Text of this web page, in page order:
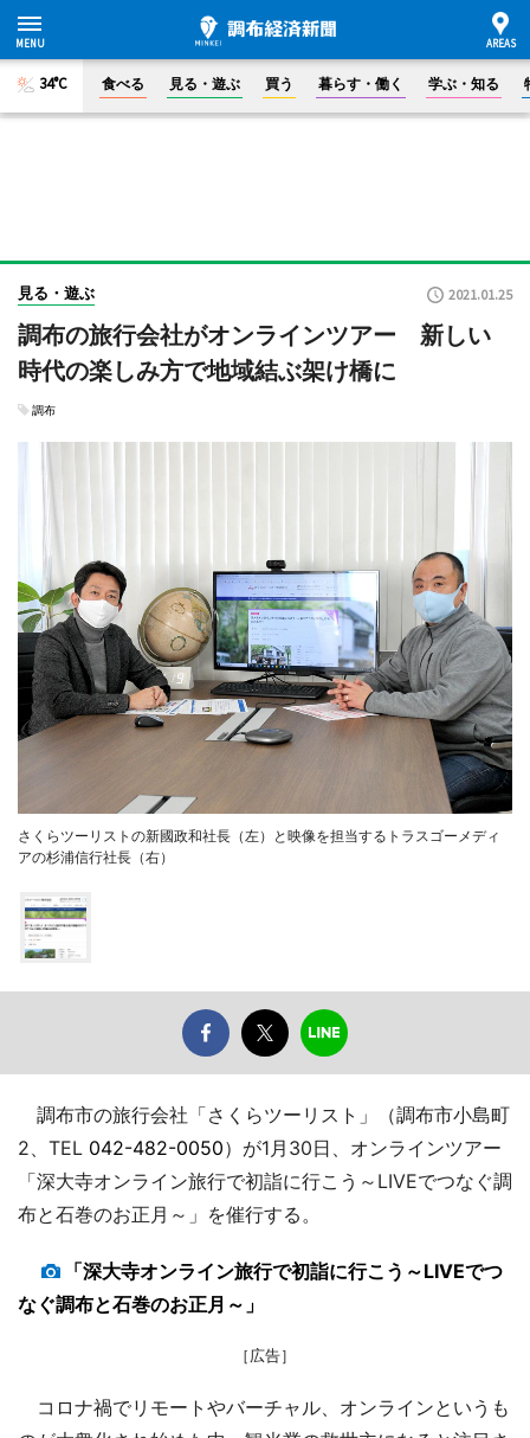
34°C 食べる 見る・遊ぶ 買う 暮らす・働く 学ぶ・知る
見る・遊ぶ 2021.01.25
調布の旅行会社がオンラインツアー 新しい
時代の楽しみ方で地域結ぶ架け橋に
調布
さくらツーリストの新國政和社長（左）と映像を担当するトラスゴーメディ
アの杉浦信行社長（右）
調布市の旅行会社「さくらツーリスト」（調布市小島町
2、TEL 042-482-0050）が1月30日、オンラインツアー
「深大寺オンライン旅行で初詣に行こう～LIVEでつなぐ調
布と石巻のお正月～」を催行する。
「深大寺オンライン旅行で初詣に行こう～LIVEでつ
なぐ調布と石巻のお正月～」
［広告］
コロナ禍でリモートやバーチャル、オンラインというも